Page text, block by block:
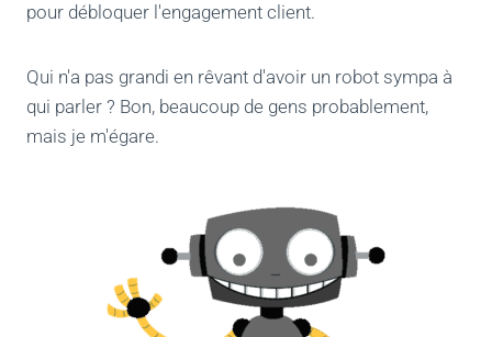
pour débloquer l'engagement client.
Qui n'a pas grandi en rêvant d'avoir un robot sympa à
qui parler ? Bon, beaucoup de gens probablement,
mais je m'égare.